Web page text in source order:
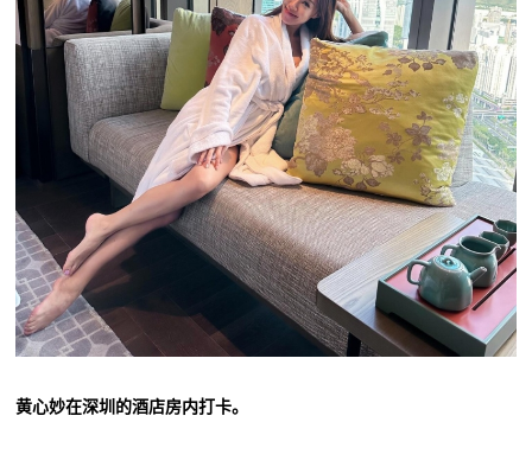
黄心妙在深圳的酒店房内打卡。